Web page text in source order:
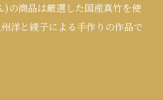
)の商品は厳選した国産真竹を使
洋と綾子による手作りの作品で